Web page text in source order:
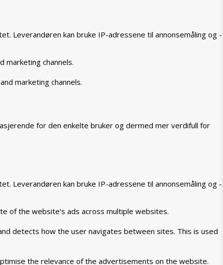
Leverandøren kan bruke IP-adressene til annonsemåling og -
marketing channels.
marketing channels.
for den enkelte bruker og dermed mer verdifull for
Leverandøren kan bruke IP-adressene til annonsemåling og -
of the website’s ads across multiple websites.
detects how the user navigates between sites. This is used
the relevance of the advertisements on the website.